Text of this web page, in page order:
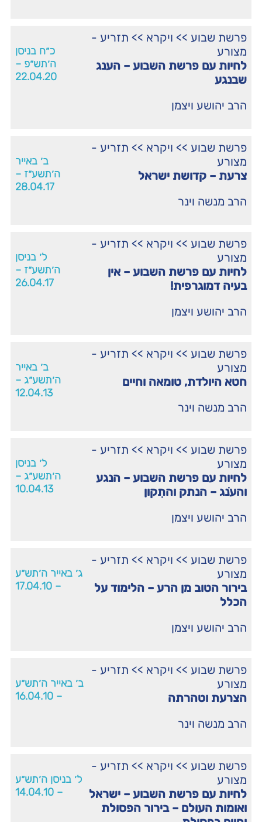
פרשת שבוע >> ויקרא >> תזריע -
מצורע
לחיות עם פרשת השבוע – הענג
שבנגע
הרב יהושע ויצמן
כ״ח בניסן
ה׳תש״פ –
22.04.20
פרשת שבוע >> ויקרא >> תזריע -
מצורע
צרעת – קדושת ישראל
הרב מנשה וינר
ב׳ באייר
ה׳תשע״ז –
28.04.17
פרשת שבוע >> ויקרא >> תזריע -
מצורע
לחיות עם פרשת השבוע – אין
בעיה דמוגרפית!
הרב יהושע ויצמן
ל׳ בניסן
ה׳תשע״ז –
26.04.17
פרשת שבוע >> ויקרא >> תזריע -
מצורע
חטא היולדת, טומאה וחיים
הרב מנשה וינר
ב׳ באייר
ה׳תשע״ג –
12.04.13
פרשת שבוע >> ויקרא >> תזריע -
מצורע
לחיות עם פרשת השבוע – הנגע
והעֹנג – הנתק והתִקון
הרב יהושע ויצמן
ל׳ בניסן
ה׳תשע״ג –
10.04.13
פרשת שבוע >> ויקרא >> תזריע -
מצורע
בירור הטוב מן הרע – הלימוד על
הכלל
הרב יהושע ויצמן
ג׳ באייר ה׳תש״ע
– 17.04.10
פרשת שבוע >> ויקרא >> תזריע -
מצורע
הצרעת וטהרתה
הרב מנשה וינר
ב׳ באייר ה׳תש״ע
– 16.04.10
פרשת שבוע >> ויקרא >> תזריע -
מצורע
לחיות עם פרשת השבוע – ישראל
ואומות העולם – בירור הפסולת
ל׳ בניסן ה׳תש״ע
– 14.04.10